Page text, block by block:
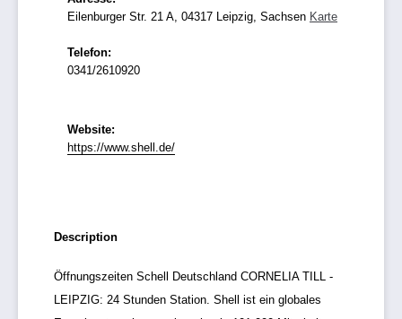
Eilenburger Str. 21 A, 04317 Leipzig, Sachsen Karte
Telefon:
0341/2610920
Website:
https://www.shell.de/
Description
Öffnungszeiten Schell Deutschland CORNELIA TILL -
LEIPZIG: 24 Stunden Station. Shell ist ein globales